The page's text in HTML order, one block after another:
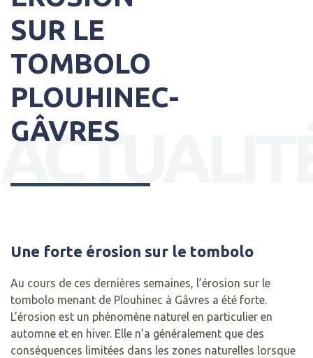
SUR LE
TOMBOLO
PLOUHINEC-
GÂVRES
Une forte érosion sur le tombolo
Au cours de ces dernières semaines, l’érosion sur le
tombolo menant de Plouhinec à Gâvres a été forte.
L’érosion est un phénomène naturel en particulier en
automne et en hiver. Elle n’a généralement que des
conséquences limitées dans les zones naturelles lorsque